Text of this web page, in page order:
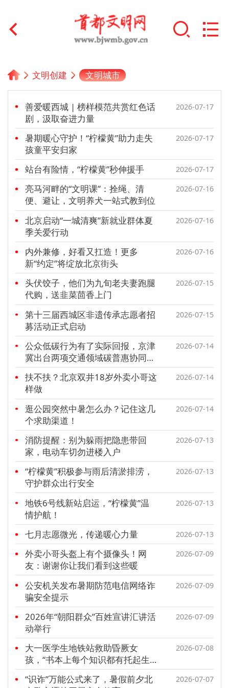
首页
文明创建
+
文明实践
文明培育
+
未成年人思想道德建设
榜样人物
+
身边好人
文明评论
北京宣传文化引导基金
宣传思想文化人才
专题
资料库
+
文明创建 文明城市
善爱暖西城 | 榜样模范共赏红色话
剧，汲取奋进力量
2026-07-17
暑期暖心守护！“柠檬黄”助力走失
孩童平安归家
2026-07-17
站台有险情，“柠檬黄”秒伸援手 2026-07-17
亮马河畔的“文明课”：拴绳、清
便、避让，文明养犬一站式教到位
2026-07-16
北京启动“一城清爽”新就业群体夏
季关爱行动
2026-07-16
内外兼修，好看又扛造！更多
新“约定”将绽放北京街头
2026-07-16
头伏饺子，他们为九旬老夫妻跑腿
代购，送韭菜茴香上门
2026-07-15
第十三届西城区非遗传承志愿者招
募活动正式启动
2026-07-15
公众低碳行为有了实际回报，京津
冀出台两项交通领域碳普惠协同地
方标准
2026-07-14
扶不扶？北京双井18岁外卖小哥这
样做
2026-07-14
逛公园突然中暑怎么办？记住这几
个求助渠道！
2026-07-14
消防提醒：别为躲雨把隐患带回
家，电动车切勿进楼入户
2026-07-13
“柠檬黄”积极参与雨后清淤排涝，
守护群众出行安全
2026-07-13
地铁6号线新站启运，“柠檬黄”温
情护航！
2026-07-13
七月志愿微光，传递暖心力量 2026-07-13
外卖小哥头盔上有个摄像头！网
友：谢谢你让我们看到这些暖
2026-07-09
公安机关发布暑期防范电信网络诈
骗安全提示
2026-07-09
2026年“朝阳群众”百姓宣讲汇讲活
动举行
2026-07-09
大一医学生地铁站救助昏厥女
孩，“书本上每个知识都有托起生
命的力量”
2026-07-08
“识诈”万能公式来了，暑假前夕北
2026-07-07